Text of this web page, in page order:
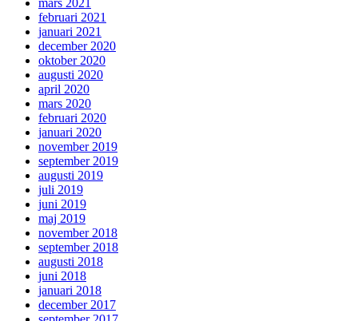
mars 2021
februari 2021
januari 2021
december 2020
oktober 2020
augusti 2020
april 2020
mars 2020
februari 2020
januari 2020
november 2019
september 2019
augusti 2019
juli 2019
juni 2019
maj 2019
november 2018
september 2018
augusti 2018
juni 2018
januari 2018
december 2017